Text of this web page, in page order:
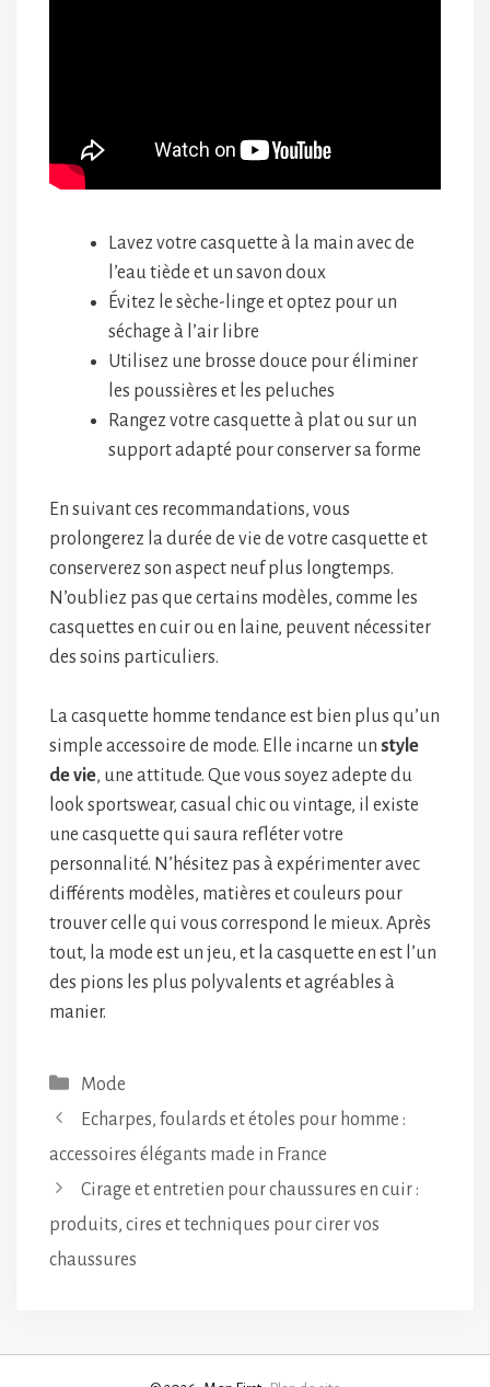
Lavez votre casquette à la main avec de
l’eau tiède et un savon doux
Évitez le sèche-linge et optez pour un
séchage à l’air libre
Utilisez une brosse douce pour éliminer
les poussières et les peluches
Rangez votre casquette à plat ou sur un
support adapté pour conserver sa forme
En suivant ces recommandations, vous
prolongerez la durée de vie de votre casquette et
conserverez son aspect neuf plus longtemps.
N’oubliez pas que certains modèles, comme les
casquettes en cuir ou en laine, peuvent nécessiter
des soins particuliers.
La casquette homme tendance est bien plus qu’un
simple accessoire de mode. Elle incarne un style
de vie, une attitude. Que vous soyez adepte du
look sportswear, casual chic ou vintage, il existe
une casquette qui saura refléter votre
personnalité. N’hésitez pas à expérimenter avec
différents modèles, matières et couleurs pour
trouver celle qui vous correspond le mieux. Après
tout, la mode est un jeu, et la casquette en est l’un
des pions les plus polyvalents et agréables à
manier.
Catégories
Mode
Echarpes, foulards et étoles pour homme :
accessoires élégants made in France
Cirage et entretien pour chaussures en cuir :
produits, cires et techniques pour cirer vos
chaussures